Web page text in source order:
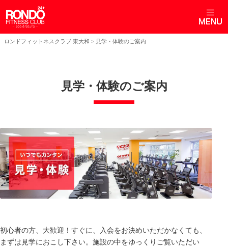
ロンドフィットネスクラブ 東大和 > 見学・体験のご案内
見学・体験のご案内
初心者の方、大歓迎！すぐに、入会をお決めいただかなくても、
まずは見学におこし下さい。施設の中をゆっくりご覧いただい